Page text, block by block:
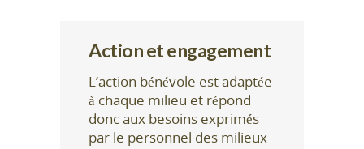
Action et engagement
L’action bénévole est adaptée
à chaque milieu et répond
donc aux besoins exprimés
par le personnel des milieux